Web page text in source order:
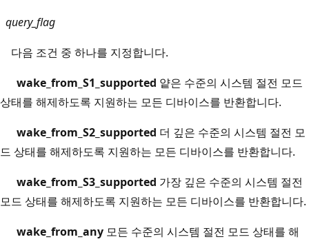
query_flag
다음 조건 중 하나를 지정합니다.
wake_from_S1_supported 얕은 수준의 시스템 절전 모드
상태를 해제하도록 지원하는 모든 디바이스를 반환합니다.
wake_from_S2_supported 더 깊은 수준의 시스템 절전 모
드 상태를 해제하도록 지원하는 모든 디바이스를 반환합니다.
wake_from_S3_supported 가장 깊은 수준의 시스템 절전
모드 상태를 해제하도록 지원하는 모든 디바이스를 반환합니다.
wake_from_any 모든 수준의 시스템 절전 모드 상태를 해